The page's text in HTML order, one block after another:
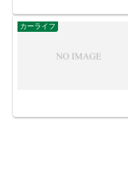
カーライフ